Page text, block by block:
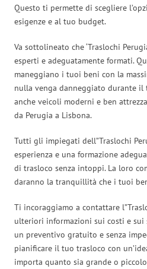
Questo ti permette di scegliere
esigenze e al tuo budget.
Va sottolineato che ‘Traslochi
esperti e adeguatamente formati.
maneggiano i tuoi beni con la
nulla venga danneggiato durante il
anche veicoli moderni e ben
da Perugia a Lisbona.
Tutti gli impiegati dell”Traslochi
esperienza e una formazione
di trasloco senza intoppi. La loro
daranno la tranquillità che i tuoi
Ti incoraggiamo a contattare
ulteriori informazioni sui costi e sui
un preventivo gratuito e senza
pianificare il tuo trasloco con
importa quanto sia grande o